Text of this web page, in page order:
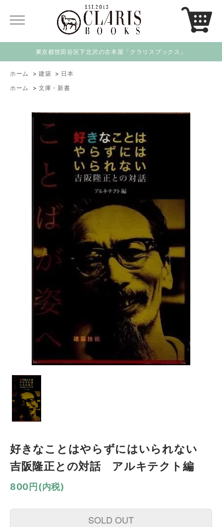
東京都世田谷区下北沢の古本屋「クラリスブックス」
ホーム > 建築 > 日本
ホーム
> 文庫・新書
好きなことはやらずにはいられない
吉阪隆正との対話 アルキテクト編
800円(内税)
SOLD OUT